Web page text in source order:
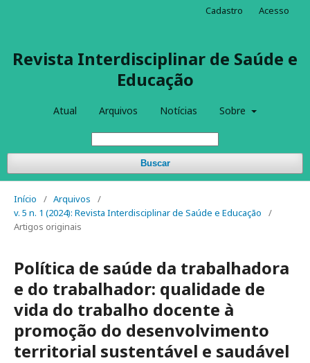
Revista Interdisciplinar de Saúde e
Educação
Atual Arquivos Notícias Sobre
Buscar
Cadastro Acesso
Início / Arquivos
/
v. 5 n. 1 (2024): Revista Interdisciplinar de Saúde e Educação
/
Artigos originais
Política de saúde da trabalhadora
e do trabalhador: qualidade de
vida do trabalho docente à
promoção do desenvolvimento
territorial sustentável e saudável